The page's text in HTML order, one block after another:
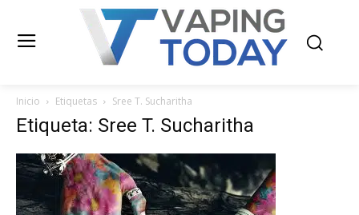
Inicio Etiquetas Sree T. Sucharitha
Etiqueta: Sree T. Sucharitha